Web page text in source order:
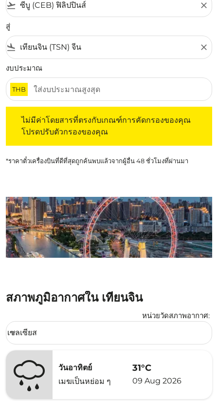
flight_takeoff close
สู่
flight_land close
งบประมาณ
THB
ไม่มีค่าโดยสารที่ตรงกับเกณฑ์การคัดกรองของคุณ
โปรดปรับตัวกรองของคุณ
*ราคาตั๋วเครื่องบินที่ดีที่สุดถูกค้นพบแล้วจากผู้อื่น 48 ชั่วโมงที่ผ่านมา
สภาพภูมิอากาศใน เทียนจิน
หน่วยวัดสภาพอากาศ:
Weather unit option เซลเซียส Selected
เซลเซียส
keyboard_arrow_down
วันอาทิตย์
เมฆเป็นหย่อม ๆ
31°C
09 Aug 2026